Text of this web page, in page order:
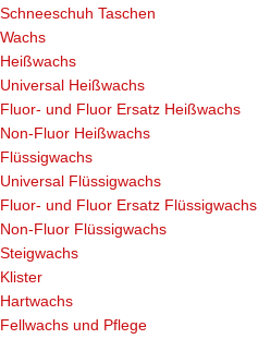
Schneeschuh Taschen
Wachs
Heißwachs
Universal Heißwachs
Fluor- und Fluor Ersatz Heißwachs
Non-Fluor Heißwachs
Flüssigwachs
Universal Flüssigwachs
Fluor- und Fluor Ersatz Flüssigwachs
Non-Fluor Flüssigwachs
Steigwachs
Klister
Hartwachs
Fellwachs und Pflege